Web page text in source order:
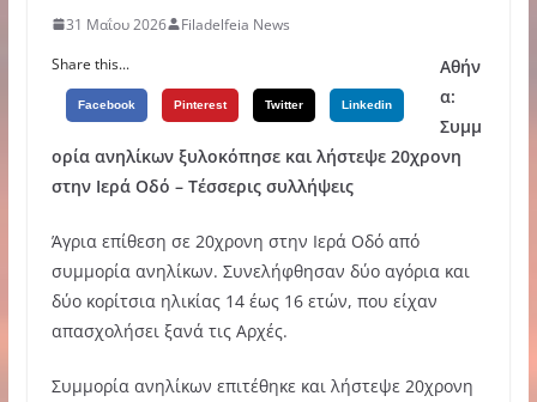
31 Μαΐου 2026
Filadelfeia News
Share this...
Facebook Pinterest Twitter Linkedin
Αθήν
α:
Συμμ
ορία ανηλίκων ξυλοκόπησε και λήστεψε 20χρονη
στην Ιερά Οδό – Τέσσερις συλλήψεις
Άγρια επίθεση σε 20χρονη στην Ιερά Οδό από
συμμορία ανηλίκων. Συνελήφθησαν δύο αγόρια και
δύο κορίτσια ηλικίας 14 έως 16 ετών, που είχαν
απασχολήσει ξανά τις Αρχές.
Συμμορία ανηλίκων επιτέθηκε και λήστεψε 20χρονη